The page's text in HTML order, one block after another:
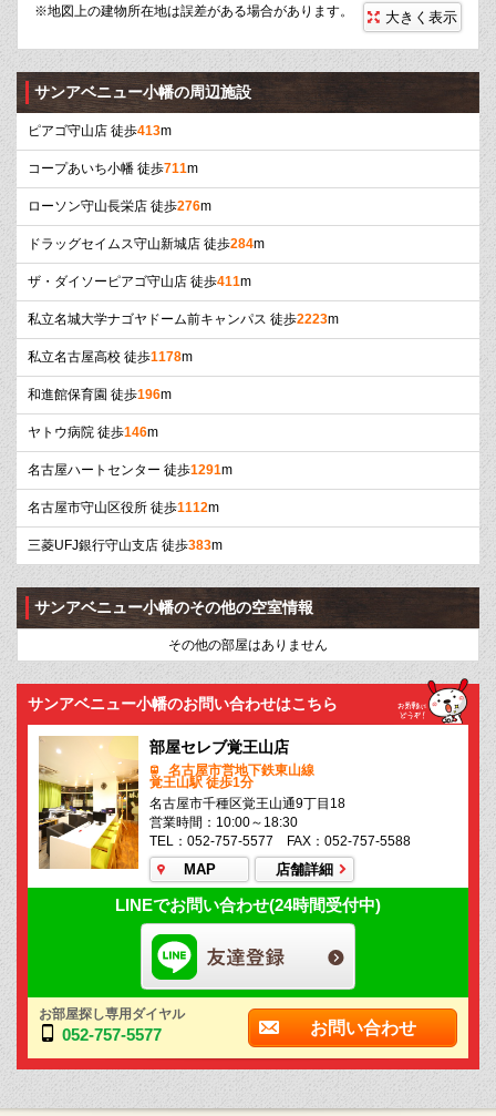
※地図上の建物所在地は誤差がある場合があります。 大きく表示
サンアベニュー小幡の周辺施設
ピアゴ守山店 徒歩413m
コープあいち小幡 徒歩711m
ローソン守山長栄店 徒歩276m
ドラッグセイムス守山新城店 徒歩284m
ザ・ダイソーピアゴ守山店 徒歩411m
私立名城大学ナゴヤドーム前キャンパス 徒歩2223m
私立名古屋高校 徒歩1178m
和進館保育園 徒歩196m
ヤトウ病院 徒歩146m
名古屋ハートセンター 徒歩1291m
名古屋市守山区役所 徒歩1112m
三菱UFJ銀行守山支店 徒歩383m
サンアベニュー小幡のその他の空室情報
その他の部屋はありません
サンアベニュー小幡のお問い合わせはこちら
部屋セレブ覚王山店
名古屋市営地下鉄東山線
覚王山駅 徒歩1分
名古屋市千種区覚王山通9丁目18
営業時間：10:00～18:30
TEL：052-757-5577 FAX：052-757-5588
MAP 店舗詳細
LINEでお問い合わせ(24時間受付中)
お部屋探し専用ダイヤル
052-757-5577 お問い合わせ